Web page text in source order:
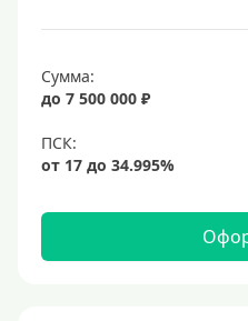
6,9%
8%
Сумма:
до 7 500 000 ₽